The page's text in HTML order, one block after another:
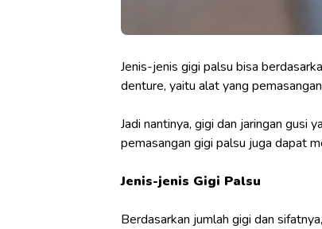
Jenis-jenis gigi palsu bisa
denture, yaitu alat yang
Jadi nantinya, gigi dan jaringan gusi
pemasangan gigi palsu juga dapat
Jenis-jenis Gigi Palsu
Berdasarkan jumlah gigi dan